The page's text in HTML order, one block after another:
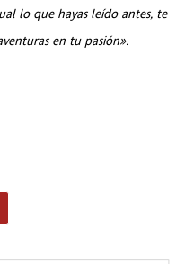
lo que hayas leído antes, te
en tu pasión».